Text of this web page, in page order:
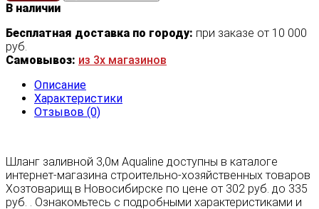
В наличии
Бесплатная доставка по городу: при заказе от 10 000
руб.
Самовывоз: из 3х магазинов
Описание
Характеристики
Отзывов (0)
Шланг заливной 3,0м Aqualine доступны в каталоге
интернет-магазина строительно-хозяйственных товаров
Хозтоварищ в Новосибирске по цене от 302 руб. до 335
руб. . Ознакомьтесь с подробными характеристиками и